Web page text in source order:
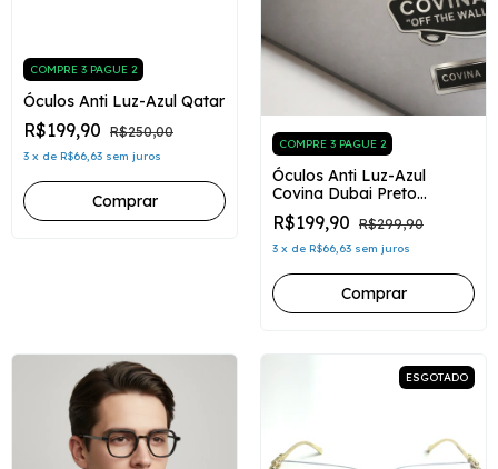
COMPRE 3 PAGUE 2
Óculos Anti Luz-Azul Qatar
R$199,90 R$250,00
3 x de R$66,63 sem juros
COMPRE 3 PAGUE 2
Óculos Anti Luz-Azul
Covina Dubai Preto
Brilhante
R$199,90 R$299,90
3 x de R$66,63 sem juros
Comprar
ESGOTADO